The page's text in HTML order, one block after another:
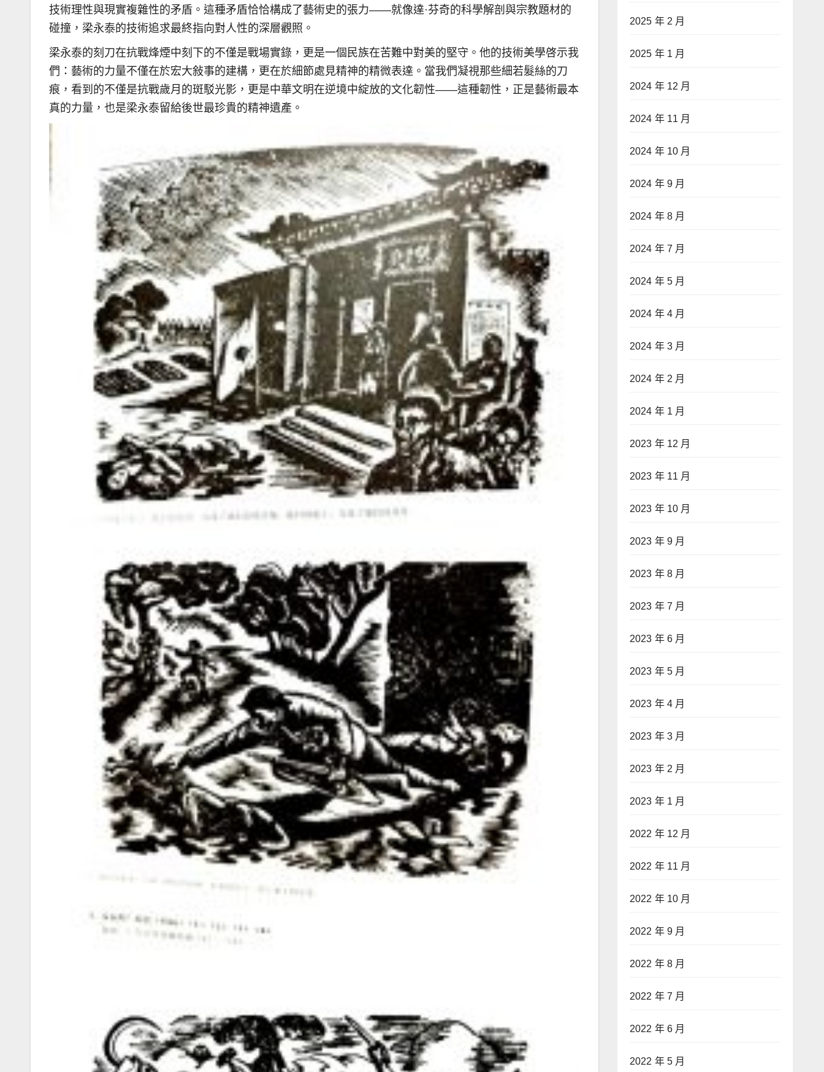
技術理性與現實複雜性的矛盾。這種矛盾恰恰構成了藝術史的張力——就像達·芬奇的科學解剖與宗教題材的
碰撞，梁永泰的技術追求最終指向對人性的深層觀照。
梁永泰的刻刀在抗戰烽煙中刻下的不僅是戰場實錄，更是一個民族在苦難中對美的堅守。他的技術美學啓示我
們：藝術的力量不僅在於宏大敍事的建構，更在於細節處見精神的精微表達。當我們凝視那些細若髮絲的刀
痕，看到的不僅是抗戰歲月的斑駁光影，更是中華文明在逆境中綻放的文化韌性——這種韌性，正是藝術最本
真的力量，也是梁永泰留給後世最珍貴的精神遺產。
2025 年 2 月
2025 年 1 月
2024 年 12 月
2024 年 11 月
2024 年 10 月
2024 年 9 月
2024 年 8 月
2024 年 7 月
2024 年 5 月
2024 年 4 月
2024 年 3 月
2024 年 2 月
2024 年 1 月
2023 年 12 月
2023 年 11 月
2023 年 10 月
2023 年 9 月
2023 年 8 月
2023 年 7 月
2023 年 6 月
2023 年 5 月
2023 年 4 月
2023 年 3 月
2023 年 2 月
2023 年 1 月
2022 年 12 月
2022 年 11 月
2022 年 10 月
2022 年 9 月
2022 年 8 月
2022 年 7 月
2022 年 6 月
2022 年 5 月